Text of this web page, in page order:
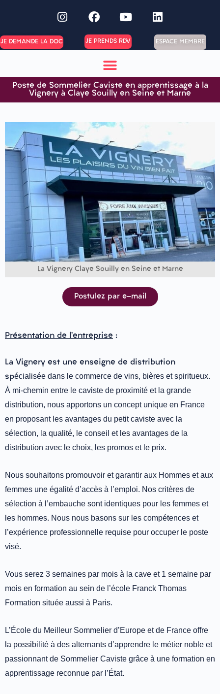
JE DEMANDE LA DOC JE PRENDS RDV ESPACE MEMBRE
Poste de Sommelier Caviste en apprentissage à la
Vignery à Claye Souilly en Seine et Marne
La Vignery Claye Souilly en Seine et Marne
Postulez par e-mail
Présentation de l’entreprise :
La Vignery est une enseigne de distribution
spécialisée dans le commerce de vins, bières et spiritueux.
À mi-chemin entre le caviste de proximité et la grande
distribution, nous apportons un concept unique en France
en proposant les avantages du petit caviste avec la
sélection, la qualité, le conseil et les avantages de la
distribution avec le choix, les promos et le prix.
Nous souhaitons promouvoir et garantir aux Hommes et aux
femmes une égalité d’accès à l’emploi. Nos critères de
sélection à l’embauche sont identiques pour les femmes et
les hommes. Nous nous basons sur les compétences et
l’expérience professionnelle requise pour occuper le poste
visé.
Vous serez 3 semaines par mois à la cave et 1 semaine par
mois en formation au sein de l’école Franck Thomas
Formation située aussi à Paris.
L’École du Meilleur Sommelier d’Europe et de France offre
la possibilité à des alternants d’apprendre le métier noble et
passionnant de Sommelier Caviste grâce à une formation en
apprentissage reconnue par l’État.